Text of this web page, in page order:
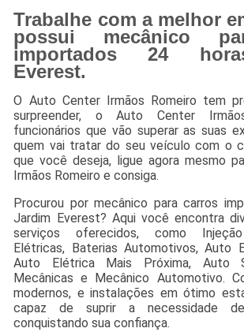
Trabalhe com a melhor
possui mecânico
importados 24
Everest.
O Auto Center Irmãos Romeiro tem
surpreender, o Auto Center
funcionários que vão superar as suas
quem vai tratar do seu veículo com o
que você deseja, ligue agora mesmo
Irmãos Romeiro e consiga.
Procurou por mecânico para carros
Jardim Everest? Aqui você encontra
serviços oferecidos, como Injeção
Elétricas, Baterias Automotivos, Auto
Auto Elétrica Mais Próxima, Auto
Mecânicas e Mecânico Automotivo.
modernos, e instalações em ótimo
capaz de suprir a necessidade
conquistando sua confiança.